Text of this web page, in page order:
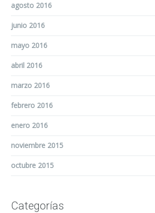
agosto 2016
junio 2016
mayo 2016
abril 2016
marzo 2016
febrero 2016
enero 2016
noviembre 2015
octubre 2015
Categorías